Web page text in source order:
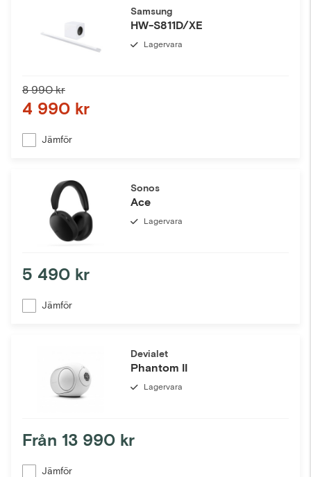
Samsung
HW-S811D/XE
Lagervara
8 990 kr
4 990 kr
Jämför
Sonos
Ace
Lagervara
5 490 kr
Jämför
Devialet
Phantom II
Lagervara
Från 13 990 kr
Jämför